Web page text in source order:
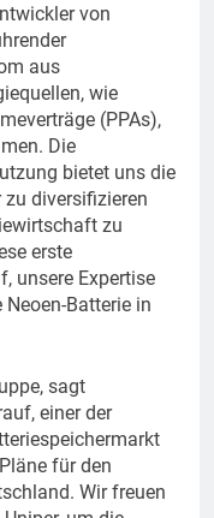
von
aus
wie
(PPAs),
Die
bietet uns die
diversifizieren
zu
erste
unsere Expertise
Batterie in
sagt
einer der
für den
Wir freuen